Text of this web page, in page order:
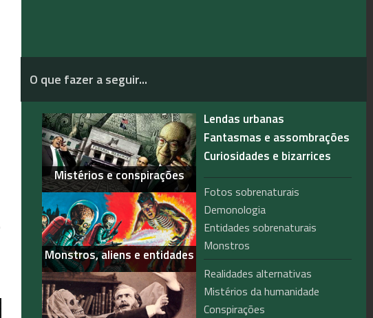
O que fazer a seguir...
Mistérios e conspirações
Monstros, aliens e entidades
Lendas urbanas
Fantasmas e assombrações
Curiosidades e bizarrices
Fotos sobrenaturais
Demonologia
Entidades sobrenaturais
Monstros
Realidades alternativas
Mistérios da humanidade
Conspirações